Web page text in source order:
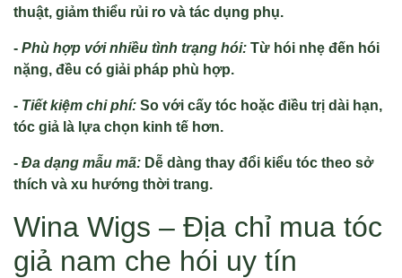
thuật, giảm thiểu rủi ro và tác dụng phụ.
- Phù hợp với nhiều tình trạng hói: Từ hói nhẹ đến hói
nặng, đều có giải pháp phù hợp.
- Tiết kiệm chi phí: So với cấy tóc hoặc điều trị dài hạn,
tóc giả là lựa chọn kinh tế hơn.
- Đa dạng mẫu mã: Dễ dàng thay đổi kiểu tóc theo sở
thích và xu hướng thời trang.
Wina Wigs – Địa chỉ mua tóc
giả nam che hói uy tín